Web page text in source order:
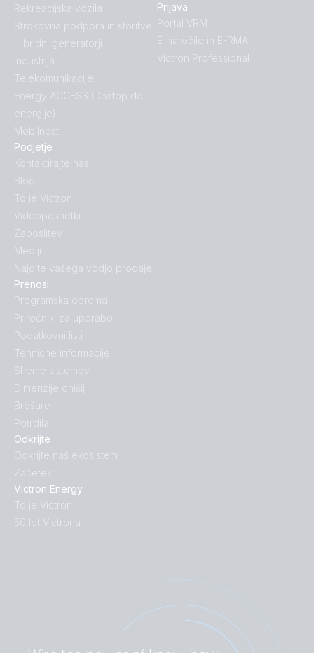
Odkrijte
Odkrijte naš ekosistem
Začetek
Victron Energy
To je Victron
50 let Victrona
Prenosi
Programska oprema
Priročniki za uporabo
Podatkovni listi
Tehnične informacije
Sheme sistemov
Dimenzije ohišij
Brošure
Potrdila
Rekreacijska vozila
Strokovna podpora in storitve:
Hibridni generatorji
Industrija
Telekomunikacije
Energy ACCESS (Dostop do
energije)
Mobilnost
Podjetje
Kontaktirajte nas
Blog
To je Victron
Videoposnetki
Zaposlitev
Mediji
Najdite vašega vodjo prodaje
Prijava
Portal VRM
E-naročilo in E-RMA
Victron Professional